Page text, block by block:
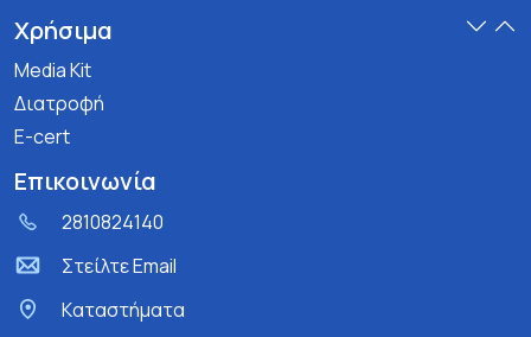
Χρήσιμα
Media Kit
Διατροφή
E-cert
Επικοινωνία
2810824140
Στείλτε Email
Kαταστήματα